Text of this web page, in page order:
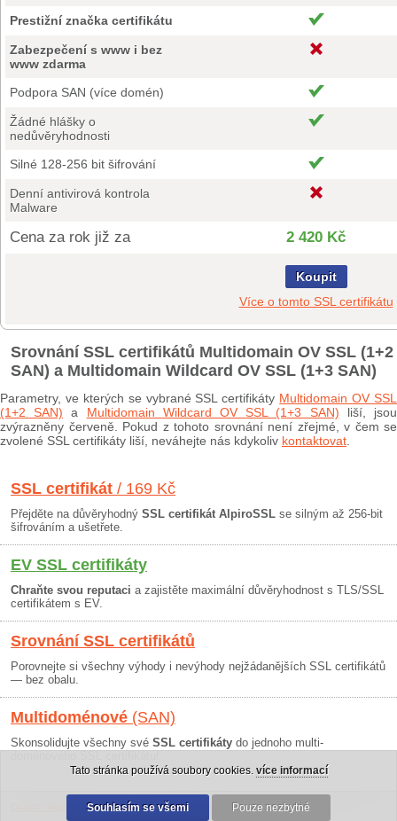
Prestižní značka certifikátu
Zabezpečení s www i bez
www zdarma
Podpora SAN (více domén)
Žádné hlášky o
nedůvěryhodnosti
Silné 128-256 bit šifrování
Denní antivirová kontrola
Malware
Cena za rok již za 2 420 Kč
Koupit
Více o tomto SSL certifikátu
Srovnání SSL certifikátů Multidomain OV SSL (1+2
SAN) a Multidomain Wildcard OV SSL (1+3 SAN)
Parametry, ve kterých se vybrané SSL certifikáty Multidomain OV SSL
(1+2 SAN) a Multidomain Wildcard OV SSL (1+3 SAN) liší, jsou
zvýrazněny červeně. Pokud z tohoto srovnání není zřejmé, v čem se
zvolené SSL certifikáty liší, neváhejte nás kdykoliv kontaktovat
SSL certifikát / 169 Kč
Přejděte na důvěryhodný SSL certifikát AlpiroSSL se silným až 256-bit
šifrováním a ušetřete.
EV SSL certifikáty
Chraňte svou reputaci a zajistěte maximální důvěryhodnost s TLS/SSL
certifikátem s EV.
Srovnání SSL certifikátů
Porovnejte si všechny výhody i nevýhody nejžádanějších SSL certifikátů
— bez obalu.
Multidoménové (SAN)
Skonsolidujte všechny své SSL certifikáty do jednoho multi-
Obchodní podmínky|30 dní záruka
Tato stránka používá soubory cookies. více informací
Souhlasím se všemi Pouze nezbytné